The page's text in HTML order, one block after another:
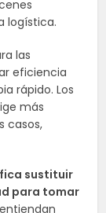
logística.
las
eficiencia
rápido. Los
más
casos,
sustituir
para tomar